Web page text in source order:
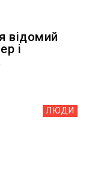
відомий
і
ЛЮДИ